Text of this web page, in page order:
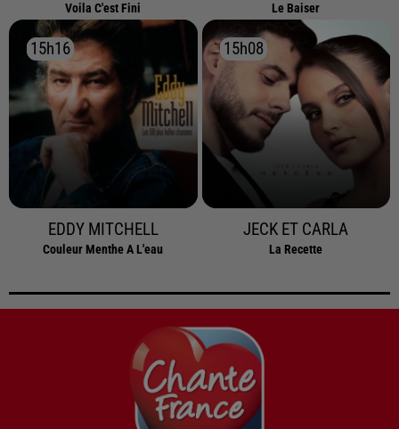
Voila C'est Fini Le Baiser
15h16
15h16
EDDY MITCHELL
Couleur Menthe A L'eau
15h08
15h08
JECK ET CARLA
La Recette